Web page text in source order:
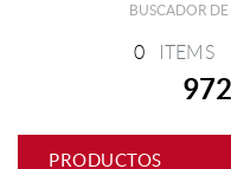
BUSCADOR
0 ITEMS
PRODUCTOS